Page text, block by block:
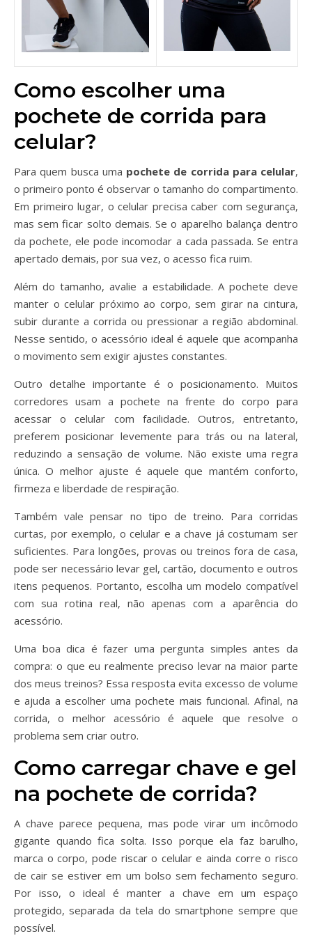
Como escolher uma
pochete de corrida para
celular?
Para quem busca uma pochete de corrida para celular,
o primeiro ponto é observar o tamanho do compartimento.
Em primeiro lugar, o celular precisa caber com segurança,
mas sem ficar solto demais. Se o aparelho balança dentro
da pochete, ele pode incomodar a cada passada. Se entra
apertado demais, por sua vez, o acesso fica ruim.
Além do tamanho, avalie a estabilidade. A pochete deve
manter o celular próximo ao corpo, sem girar na cintura,
subir durante a corrida ou pressionar a região abdominal.
Nesse sentido, o acessório ideal é aquele que acompanha
o movimento sem exigir ajustes constantes.
Outro detalhe importante é o posicionamento. Muitos
corredores usam a pochete na frente do corpo para
acessar o celular com facilidade. Outros, entretanto,
preferem posicionar levemente para trás ou na lateral,
reduzindo a sensação de volume. Não existe uma regra
única. O melhor ajuste é aquele que mantém conforto,
firmeza e liberdade de respiração.
Também vale pensar no tipo de treino. Para corridas
curtas, por exemplo, o celular e a chave já costumam ser
suficientes. Para longões, provas ou treinos fora de casa,
pode ser necessário levar gel, cartão, documento e outros
itens pequenos. Portanto, escolha um modelo compatível
com sua rotina real, não apenas com a aparência do
acessório.
Uma boa dica é fazer uma pergunta simples antes da
compra: o que eu realmente preciso levar na maior parte
dos meus treinos? Essa resposta evita excesso de volume
e ajuda a escolher uma pochete mais funcional. Afinal, na
corrida, o melhor acessório é aquele que resolve o
problema sem criar outro.
Como carregar chave e gel
na pochete de corrida?
A chave parece pequena, mas pode virar um incômodo
gigante quando fica solta. Isso porque ela faz barulho,
marca o corpo, pode riscar o celular e ainda corre o risco
de cair se estiver em um bolso sem fechamento seguro.
Por isso, o ideal é manter a chave em um espaço
protegido, separada da tela do smartphone sempre que
possível.